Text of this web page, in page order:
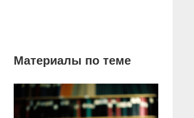
Материалы по теме
2 134